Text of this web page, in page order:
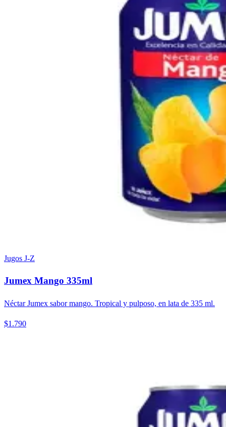
Jugos J-Z
Jumex Mango 335ml
Néctar Jumex sabor mango. Tropical y pulposo, en lata de 335 ml.
$1.790